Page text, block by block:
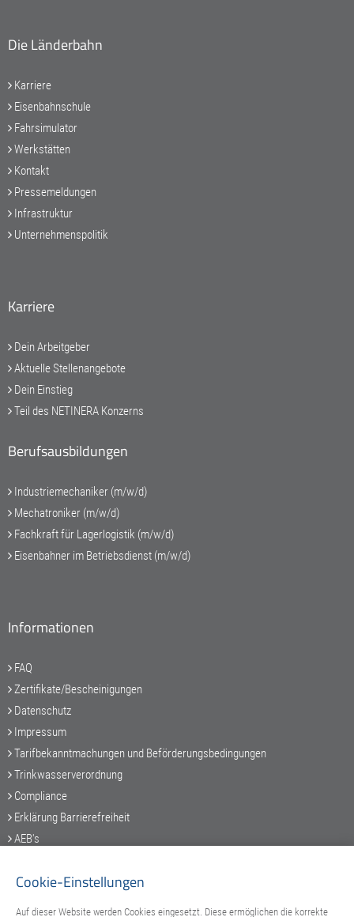
Die Länderbahn
Karriere
Eisenbahnschule
Fahrsimulator
Werkstätten
Kontakt
Pressemeldungen
Infrastruktur
Unternehmenspolitik
Karriere
Dein Arbeitgeber
Aktuelle Stellenangebote
Dein Einstieg
Teil des NETINERA Konzerns
Berufsausbildungen
Industriemechaniker (m/w/d)
Mechatroniker (m/w/d)
Fachkraft für Lagerlogistik (m/w/d)
Eisenbahner im Betriebsdienst (m/w/d)
Informationen
FAQ
Zertifikate/Bescheinigungen
Datenschutz
Impressum
Tarifbekanntmachungen und Beförderungsbedingungen
Trinkwasserverordnung
Compliance
Erklärung Barrierefreiheit
AEB's
Cookie-Einstellungen
Auf dieser Website werden Cookies eingesetzt. Diese ermöglichen die korrekte